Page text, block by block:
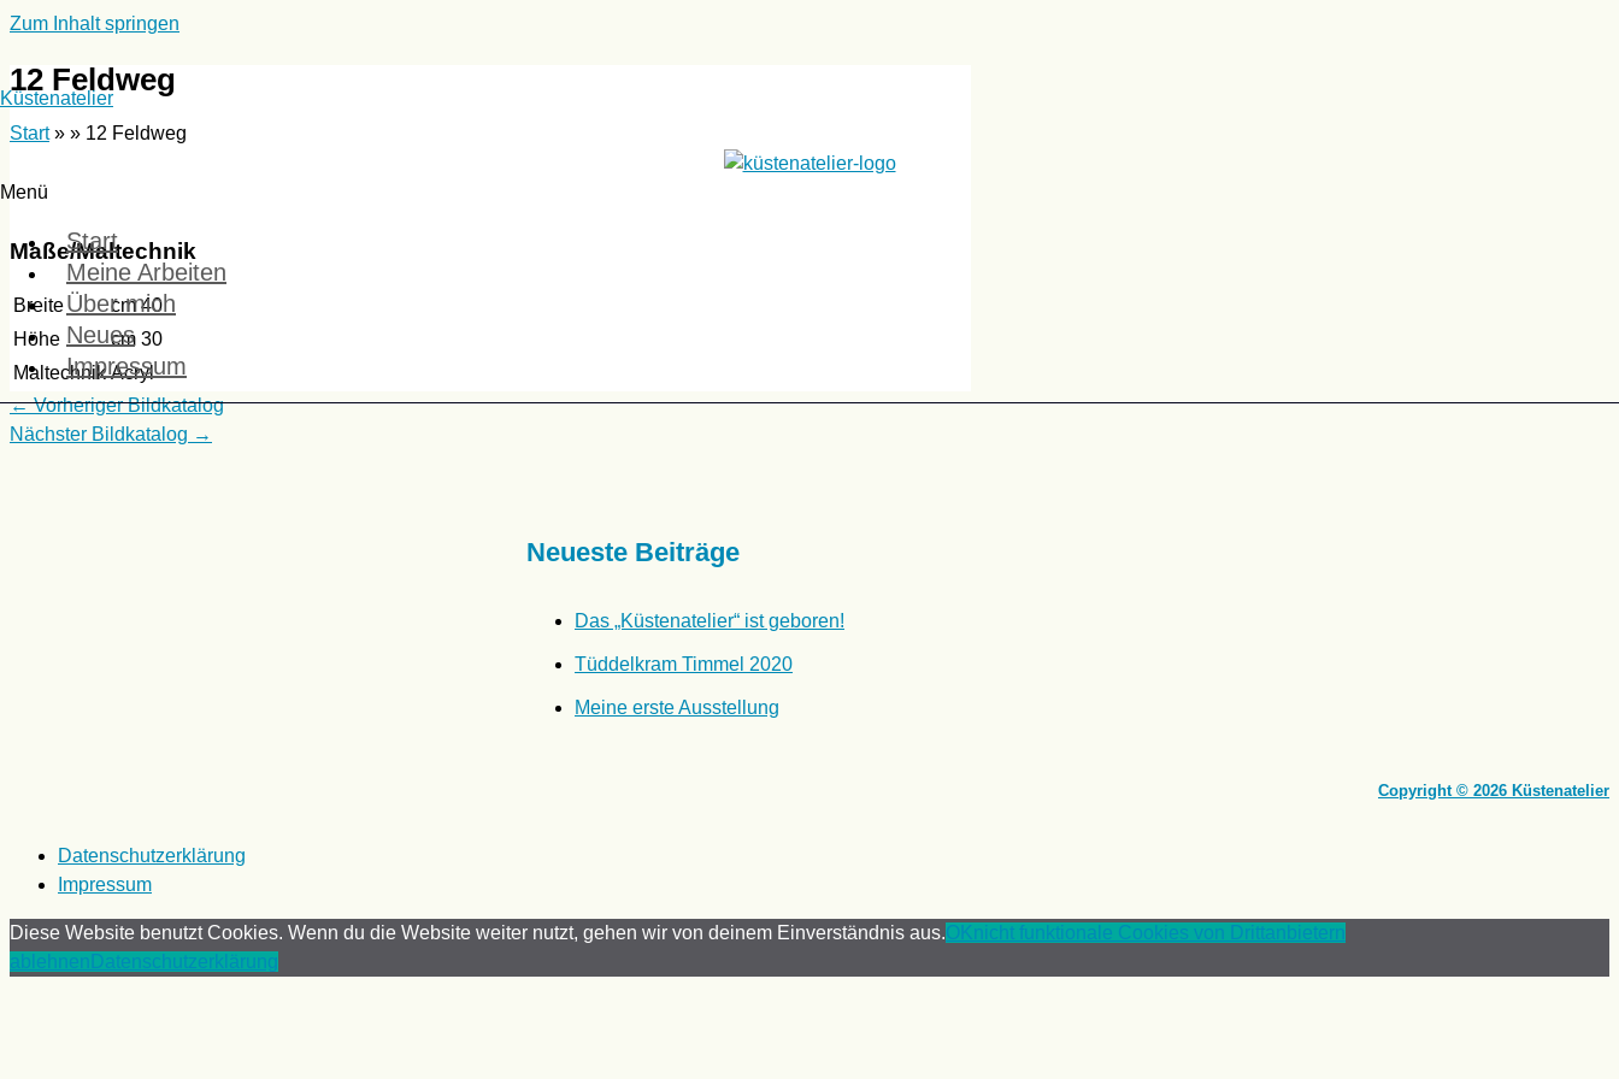
Zum Inhalt springen
Küstenatelier
Menü
Start
Meine Arbeiten
Über mich
Neues
Impressum
12 Feldweg
Start» » 12 Feldweg
Maße/Maltechnik
Breite cm40
Höhe
cm 30
Maltechnik Acryl
←Vorheriger Bildkatalog
Nächster Bildkatalog →
Neueste Beiträge
Das „Küstenatelier“ ist geboren!
Tüddelkram Timmel 2020
Meine erste Ausstellung
Copyright © 2026 Küstenatelier
Datenschutzerklärung
Impressum
Diese Website benutzt Cookies. Wenn du die Website weiter nutzt, gehen wir von deinem Einverständnis aus.OKnicht funktionale Cookies von Drittanbietern
ablehnen Datenschutzerklärung